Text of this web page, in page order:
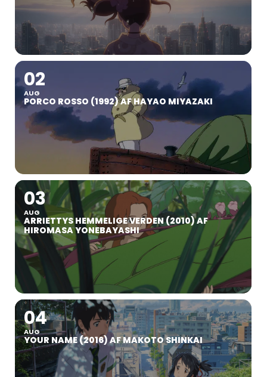
02
AUG
PORCO ROSSO (1992) AF HAYAO MIYAZAKI
03
AUG
ARRIETTYS HEMMELIGE VERDEN (2010) AF
HIROMASA YONEBAYASHI
04
AUG
YOUR NAME (2016) AF MAKOTO SHINKAI